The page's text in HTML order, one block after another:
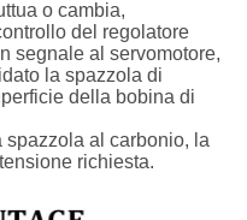
o cambia,
del regolatore
segnale al servomotore,
la spazzola di
della bobina di
al carbonio, la
richiesta.